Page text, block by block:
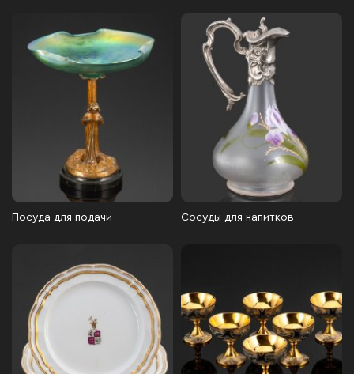
Посуда для подачи Сосуды для напитков